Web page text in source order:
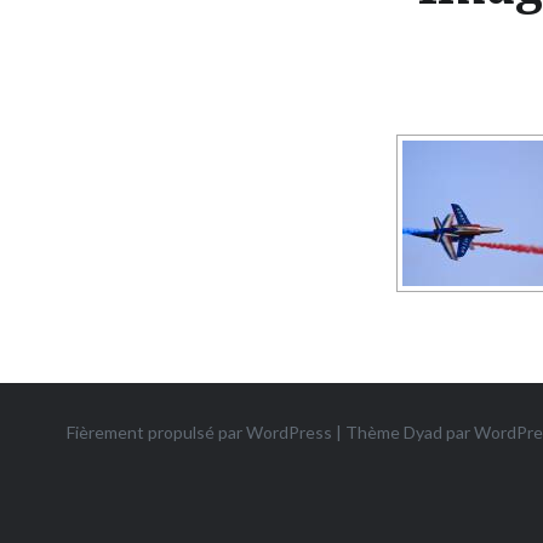
Fièrement propulsé par WordPress | Thème Dyad par